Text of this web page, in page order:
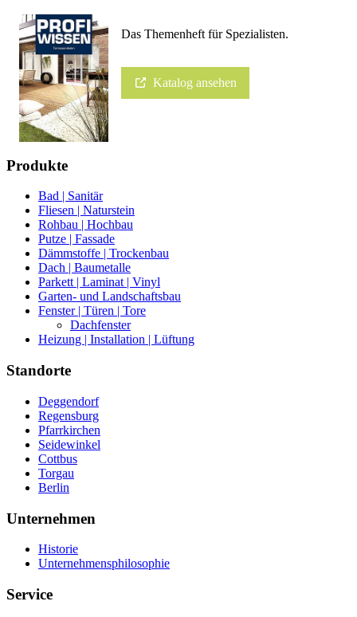
Das Themenheft für Spezialisten.
Katalog ansehen
Produkte
Bad | Sanitär
Fliesen | Naturstein
Rohbau | Hochbau
Putze | Fassade
Dämmstoffe | Trockenbau
Dach | Baumetalle
Parkett | Laminat | Vinyl
Garten- und Landschaftsbau
Fenster | Türen | Tore
Dachfenster
Heizung | Installation | Lüftung
Standorte
Deggendorf
Regensburg
Pfarrkirchen
Seidewinkel
Cottbus
Torgau
Berlin
Unternehmen
Historie
Unternehmensphilosophie
Service